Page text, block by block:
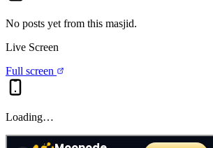
No posts yet from this masjid.
Live Screen
Full screen
Loading…